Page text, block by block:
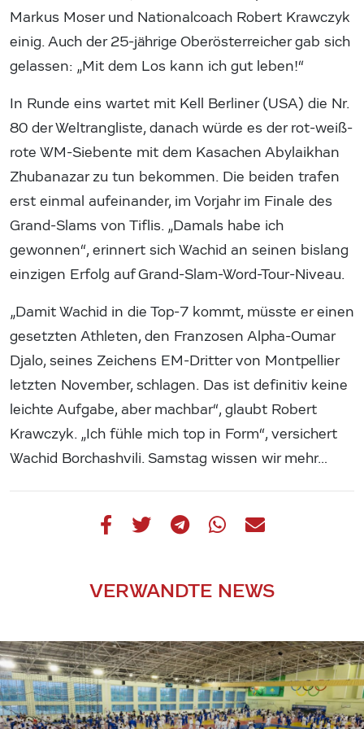
Markus Moser und Nationalcoach Robert Krawczyk
einig. Auch der 25-jährige Oberösterreicher gab sich
gelassen: „Mit dem Los kann ich gut leben!“
In Runde eins wartet mit Kell Berliner (USA) die Nr.
80 der Weltrangliste, danach würde es der rot-weiß-
rote WM-Siebente mit dem Kasachen Abylaikhan
Zhubanazar zu tun bekommen. Die beiden trafen
erst einmal aufeinander, im Vorjahr im Finale des
Grand-Slams von Tiflis. „Damals habe ich
gewonnen“, erinnert sich Wachid an seinen bislang
einzigen Erfolg auf Grand-Slam-Word-Tour-Niveau.
„Damit Wachid in die Top-7 kommt, müsste er einen
gesetzten Athleten, den Franzosen Alpha-Oumar
Djalo, seines Zeichens EM-Dritter von Montpellier
letzten November, schlagen. Das ist definitiv keine
leichte Aufgabe, aber machbar“, glaubt Robert
Krawczyk. „Ich fühle mich top in Form“, versichert
Wachid Borchashvili. Samstag wissen wir mehr…
VERWANDTE NEWS